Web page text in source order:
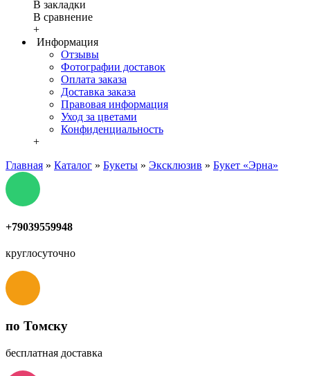
В закладки
В сравнение
+
Информация
Отзывы
Фотографии доставок
Оплата заказа
Доставка заказа
Правовая информация
Уход за цветами
Конфиденциальность
+
Главная » Каталог » Букеты » Эксклюзив » Букет «Эрна»
+79039559948
круглосуточно
по Томску
бесплатная доставка